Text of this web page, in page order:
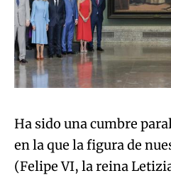
Ha sido una cumbre
en la que la figura de
(Felipe VI, la reina